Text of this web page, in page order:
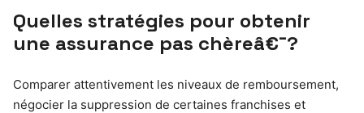
Quelles stratégies pour obtenir
une assurance pas chèreâ€¯?
Comparer attentivement les niveaux de remboursement,
négocier la suppression de certaines franchises et